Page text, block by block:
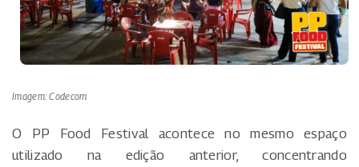
Imagem: Codecom
O PP Food Festival acontece no mesmo espaço
utilizado na edição anterior, concentrando